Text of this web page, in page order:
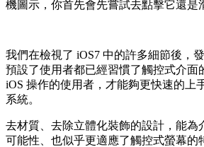
機圖示，你首先會先嘗試去點擊它還是
我們在檢視了 iOS7 中的許多細節後，
預設了使用者都已經習慣了觸控式介面
iOS 操作的使用者，才能夠更快速的上
系統。
去材質、去除立體化裝飾的設計，能為
可能性、也似乎更適應了觸控式螢幕的